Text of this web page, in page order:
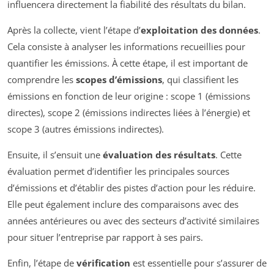
influencera directement la fiabilité des résultats du bilan.
Après la collecte, vient l’étape d’exploitation des données.
Cela consiste à analyser les informations recueillies pour
quantifier les émissions. À cette étape, il est important de
comprendre les scopes d’émissions, qui classifient les
émissions en fonction de leur origine : scope 1 (émissions
directes), scope 2 (émissions indirectes liées à l’énergie) et
scope 3 (autres émissions indirectes).
Ensuite, il s’ensuit une évaluation des résultats. Cette
évaluation permet d’identifier les principales sources
d’émissions et d’établir des pistes d’action pour les réduire.
Elle peut également inclure des comparaisons avec des
années antérieures ou avec des secteurs d’activité similaires
pour situer l’entreprise par rapport à ses pairs.
Enfin, l’étape de vérification est essentielle pour s’assurer de